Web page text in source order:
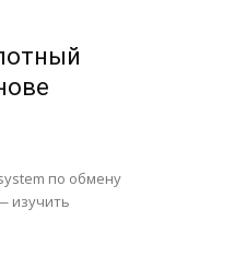
по обмену
изучить